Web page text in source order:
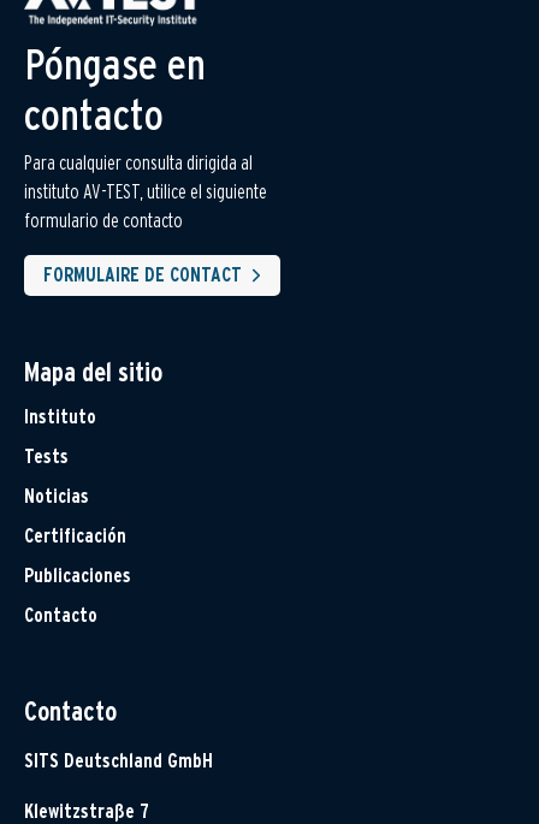
Póngase en
contacto
Para cualquier consulta dirigida al
instituto AV-TEST, utilice el siguiente
formulario de contacto
FORMULAIRE DE CONTACT
Mapa del sitio
Instituto
Tests
Noticias
Certificación
Publicaciones
Contacto
Contacto
SITS Deutschland GmbH
Klewitzstraße 7